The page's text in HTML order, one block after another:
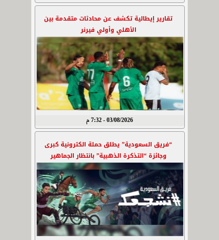
تقارير إيطالية تكشف عن محادثات متقدمة بين
الأهلي وأولي فيرنر
03/08/2026 - 7:32 م
“فريق السعودية” يطلق حملة الكترونية كبرى
وجائزة “التذكرة الذهبية” بانتظار الجماهير